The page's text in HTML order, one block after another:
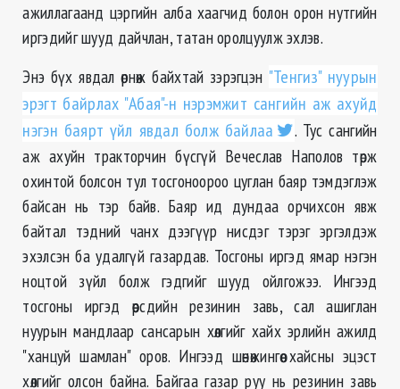
ажиллагаанд цэргийн алба хаагчид болон орон нутгийн
иргэдийг шууд дайчлан, татан оролцуулж эхлэв.
Энэ бүх явдал өрнөж байхтай зэрэгцэн "Тенгиз" нуурын
эрэгт байрлах "Абая"-н нэрэмжит сангийн аж ахуйд
нэгэн баярт үйл явдал болж байлаа
. Тус сангийн
аж ахуйн тракторчин бүсгүй Вечеслав Наполов төрж
охинтой болсон тул тосгоноороо цуглан баяр тэмдэглэж
байсан нь тэр байв. Баяр ид дундаа орчихсон явж
байтал тэдний чанх дээгүүр нисдэг тэрэг эргэлдэж
эхэлсэн ба удалгүй газардав. Тосгоны иргэд ямар нэгэн
ноцтой зүйл болж гэдгийг шууд ойлгожээ. Ингээд
тосгоны иргэд өөрсдийн резинин завь, сал ашиглан
нуурын мандлаар сансарын хөлгийг хайх эрлийн ажилд
"ханцуй шамлан" оров. Ингээд шөнөжингөө хайсны эцэст
хөлгийг олсон байна. Байгаа газар руу нь резинин завь